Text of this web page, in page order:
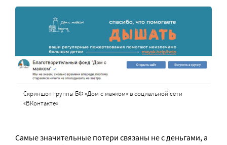
Скриншот группы БФ «Дом с маяком» в социальной сети
«ВКонтакте»
Самые значительные потери связаны не с деньгами, а